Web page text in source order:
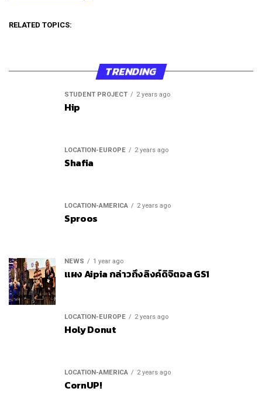
RELATED TOPICS:
TRENDING
STUDENT PROJECT 2 years ago
Hip
LOCATION-EUROPE 2 years ago
Shafia
LOCATION-AMERICA 2 years ago
Sproos
NEWS 1 year ago
แผง Aipia กล่าวถึงลิงค์ดิจิตอล GS1
LOCATION-EUROPE 2 years ago
Holy Donut
LOCATION-AMERICA 2 years ago
CornUP!